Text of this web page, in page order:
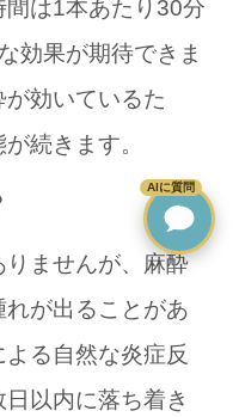
は1本あたり30分
効果が期待できま
効いているた
続きます。
ませんが、麻酔
が出ることがあ
る自然な炎症反
以内に落ち着き
AIに質問